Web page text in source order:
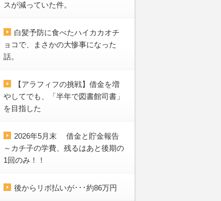
スが減っていた件。
白髪予防に食べたハイカカオチ
ョコで、まさかの大惨事になった
話。
【アラフィフの挑戦】借金を増
やしてでも、「半年で図書館司書」
を目指した
2026年5月末 借金と貯金報告
～カチ子の学費、残るはあと後期の
1回のみ！！
後からリボ払いが･･･約86万円